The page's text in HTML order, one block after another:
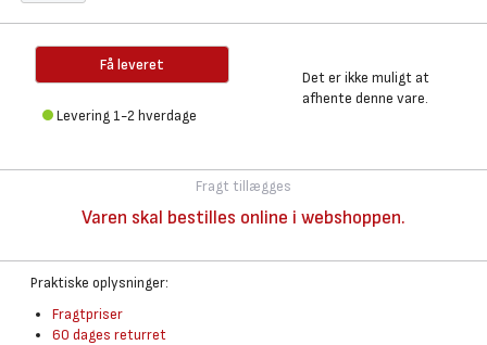
Få leveret
Levering 1-2 hverdage
Det er ikke muligt at
afhente denne vare.
Fragt tillægges
Varen skal bestilles online i webshoppen.
Praktiske oplysninger:
Fragtpriser
60 dages returret